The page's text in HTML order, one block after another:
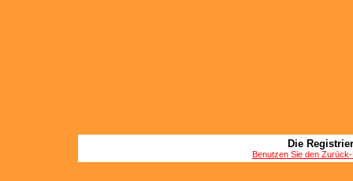
Die
Benutzen Sie den